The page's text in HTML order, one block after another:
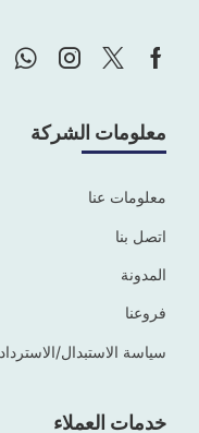
معلومات الشركة
معلومات عنا
اتصل بنا
المدونة
فروعنا
سياسة الاستبدال/الاسترداد
خدمات العملاء